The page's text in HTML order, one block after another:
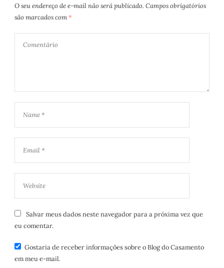
O seu endereço de e-mail não será publicado. Campos obrigatórios
são marcados com *
Salvar meus dados neste navegador para a próxima vez que
eu comentar.
Gostaria de receber informações sobre o Blog do Casamento
em meu e-mail.